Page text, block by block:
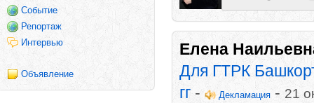
Событие
Репортаж
Интервью
Объявление
Елена
Для ГТРК
гг - Декламация - 21